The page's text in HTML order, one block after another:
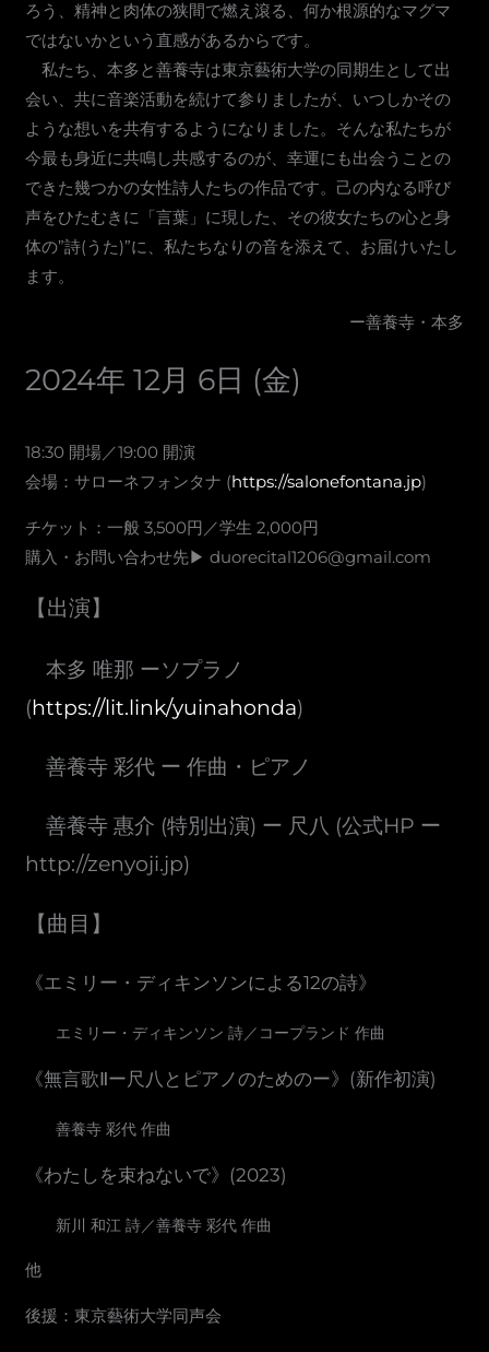
ろう、精神と肉体の狭間で燃え滾る、何か根源的なマグマ
ではないかという直感があるからです。
私たち、本多と善養寺は東京藝術大学の同期生として出
会い、共に音楽活動を続けて参りましたが、いつしかその
ような想いを共有するようになりました。そんな私たちが
今最も身近に共鳴し共感するのが、幸運にも出会うことの
できた幾つかの女性詩人たちの作品です。己の内なる呼び
声をひたむきに「言葉」に現した、その彼女たちの心と身
体の”詩(うた)”に、私たちなりの音を添えて、お届けいたし
ます。
ー善養寺・本多
2024年 12月 6日 (金)
18:30 開場／19:00 開演
会場：サローネフォンタナ (https://salonefontana.jp)
チケット：一般 3,500円／学生 2,000円
購入・お問い合わせ先▶︎duorecital1206@gmail.com
【出演】
本多 唯那 ーソプラノ
(https://lit.link/yuinahonda)
善養寺 彩代 ー 作曲・ピアノ
善養寺 惠介 (特別出演) ー 尺八 (公式HP ー
http://zenyoji.jp)
【曲目】
《エミリー・ディキンソンによる12の詩》
エミリー・ディキンソン 詩／コープランド 作曲
《無言歌Ⅱー尺八とピアノのためのー》(新作初演)
善養寺 彩代 作曲
《わたしを束ねないで》(2023)
新川 和江 詩／善養寺 彩代 作曲
他
後援：東京藝術大学同声会